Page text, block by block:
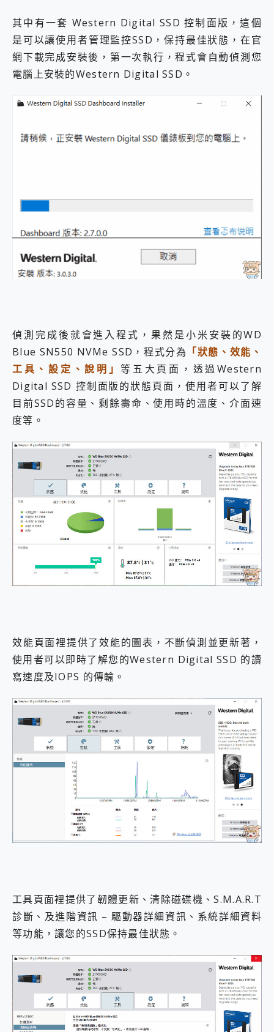
其中有一套 Western Digital SSD 控制面版，這個
是可以讓使用者管理監控SSD，保持最佳狀態，在官
網下載完成安裝後，第一次執行，程式會自動偵測您
電腦上安裝的Western Digital SSD。
偵測完成後就會進入程式，果然是小米安裝的WD
Blue SN550 NVMe SSD，程式分為 「狀態、效能、
工具、設定、說明」等五大頁面，透過Western
Digital SSD 控制面版的狀態頁面，使用者可以了解
目前SSD的容量、剩餘壽命、使用時的溫度、介面速
度等。
效能頁面裡提供了效能的圖表，不斷偵測並更新著，
使用者可以即時了解您的Western Digital SSD 的讀
寫速度及IOPS 的傳輸。
工具頁面裡提供了韌體更新、清除磁碟機、S.M.A.R.T
診斷、及進階資訊 – 驅動器詳細資訊、系統詳細資料
等功能，讓您的SSD保持最佳狀態。